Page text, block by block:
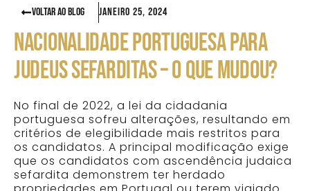
VOLTAR AO BLOG Janeiro 25, 2024
NACIONALIDADE PORTUGUESA PARA
JUDEUS SEFARDITAS – O QUE MUDOU?
No final de 2022, a lei da cidadania
portuguesa sofreu alterações, resultando em
critérios de elegibilidade mais restritos para
os candidatos. A principal modificação exige
que os candidatos com ascendência judaica
sefardita demonstrem ter herdado